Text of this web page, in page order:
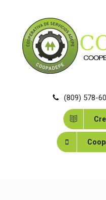
(809) 578-